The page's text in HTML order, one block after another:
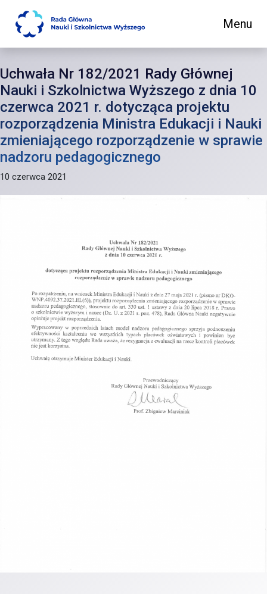
Main Navigation Menu
Uchwała Nr 182/2021 Rady Głównej
Nauki i Szkolnictwa Wyższego z dnia 10
czerwca 2021 r. dotycząca projektu
rozporządzenia Ministra Edukacji i Nauki
zmieniającego rozporządzenie w sprawie
nadzoru pedagogicznego
10 czerwca 2021